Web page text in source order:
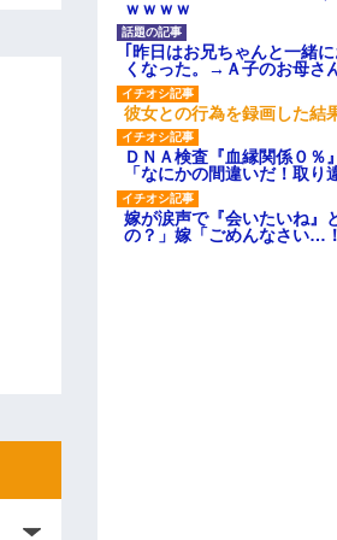
ｗｗｗｗ
｢昨日はお兄ちゃんと一緒
くなった。→Ａ子のお母さ
彼女との行為を録画した結
ＤＮＡ検査『血縁関係０％
「なにかの間違いだ！取
嫁が涙声で『会いたいね』
の？」嫁「ごめんなさい…